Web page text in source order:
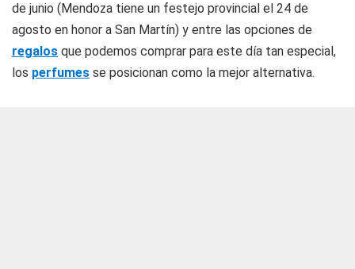
de junio (Mendoza tiene un festejo provincial el 24 de
agosto en honor a San Martín) y entre las opciones de
regalos que podemos comprar para este día tan especial,
los perfumes se posicionan como la mejor alternativa.